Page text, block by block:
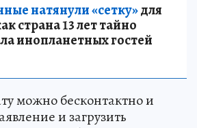
натянули «сетку»для
страна 13 лет тайно
инопланетных гостей
можно бесконтактно и
и загрузить